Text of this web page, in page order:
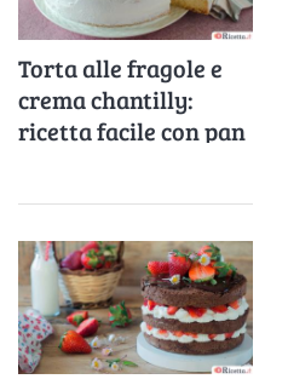
Torta alle fragole e
crema chantilly:
ricetta facile con pan